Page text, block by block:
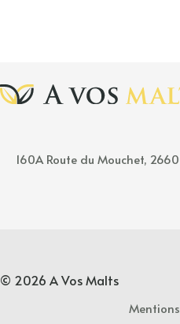
160ARoute du Mouchet,
© 2026 A Vos Malts